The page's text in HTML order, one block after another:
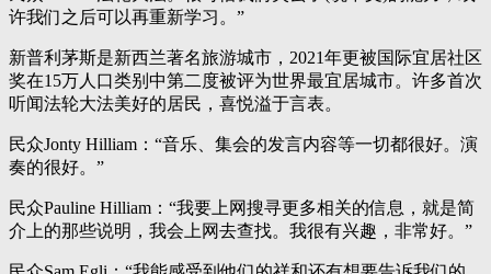
许我们之后可以再重新学习。”
新普利茅斯是新西兰著名旅游城市，2021年更被国际宜居社区
奖在15万人口类别中第二度被评为世界最宜居城市。许多首次
听闻法轮大法美好的居民，喜悦溢于言表。
民众Jonty Hilliam：“音乐、集会的发言内容等一切都很好。演
奏的很好。”
民众Pauline Hilliam：“我要上网搜寻更多相关的信息，就是简
介上的那些说明，我会上网去查找。我很有兴趣，非常好。”